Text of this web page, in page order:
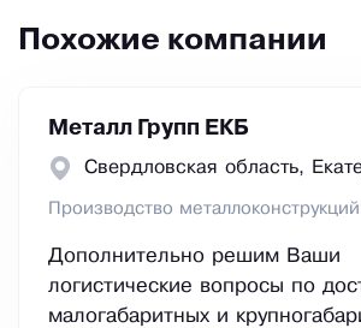
Похожие компании
Металл Групп ЕКБ
Свердловская область,
Производство металлоконструкций
Дополнительно решим Ваши
логистические вопросы по
малогабаритных и